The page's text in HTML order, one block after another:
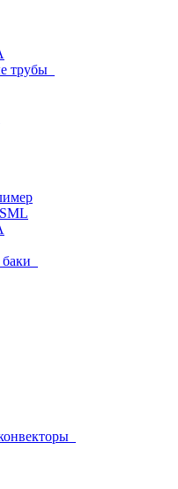
трубы